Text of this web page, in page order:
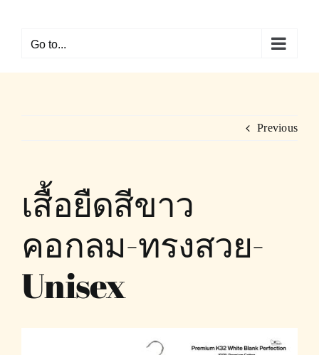
contentGo to...
Previous
เสื้อยืดสีขาว
คอกลม-ทรงสวย-
Unisex